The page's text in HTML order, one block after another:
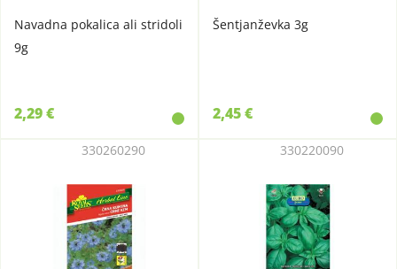
Navadna pokalica ali stridoli
9g
2,29 €
Šentjanževka 3g
2,45 €
330260290 330220090